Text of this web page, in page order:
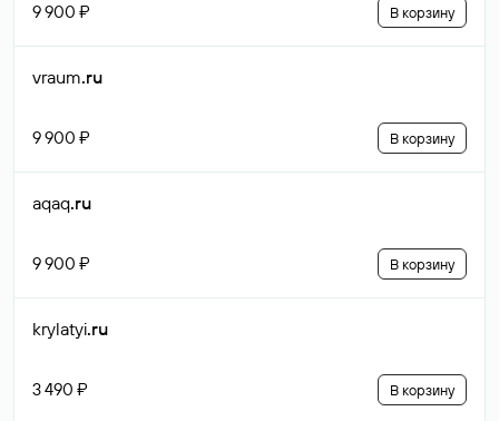
9 900 ₽ В корзину
vraum.ru
9 900 ₽ В корзину
aqaq.ru
9 900 ₽ В корзину
krylatyi.ru
3 490 ₽ В корзину